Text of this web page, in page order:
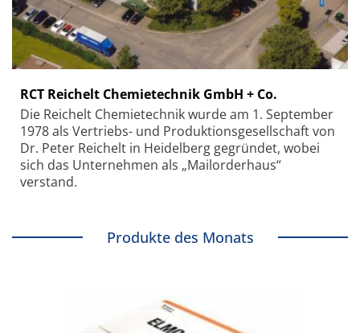
RCT Reichelt Chemietechnik GmbH + Co.
Die Reichelt Chemietechnik wurde am 1. September
1978 als Vertriebs- und Produktionsgesellschaft von
Dr. Peter Reichelt in Heidelberg gegründet, wobei
sich das Unternehmen als „Mailorderhaus“
verstand.
Produkte des Monats